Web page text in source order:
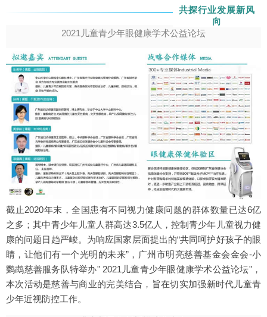
共探行业发展新风
向
2021儿童青少年眼健康学术公益论坛
截止2020年末，全国患有不同视力健康问题的群体数量已达6亿
之多；其中青少年儿童人群高达3.5亿人，控制青少年儿童视力健
康的问题日趋严峻。为响应国家层面提出的“共同呵护好孩子的眼
睛，让他们有一个光明的未来”，广州市明亮慈善基金会金会-小
鹦鹉慈善服务队特举办" 2021儿童青少年眼健康学术公益论坛"，
本次活动是慈善与商业的完美结合，旨在切实加强新时代儿童青
少年近视防控工作。